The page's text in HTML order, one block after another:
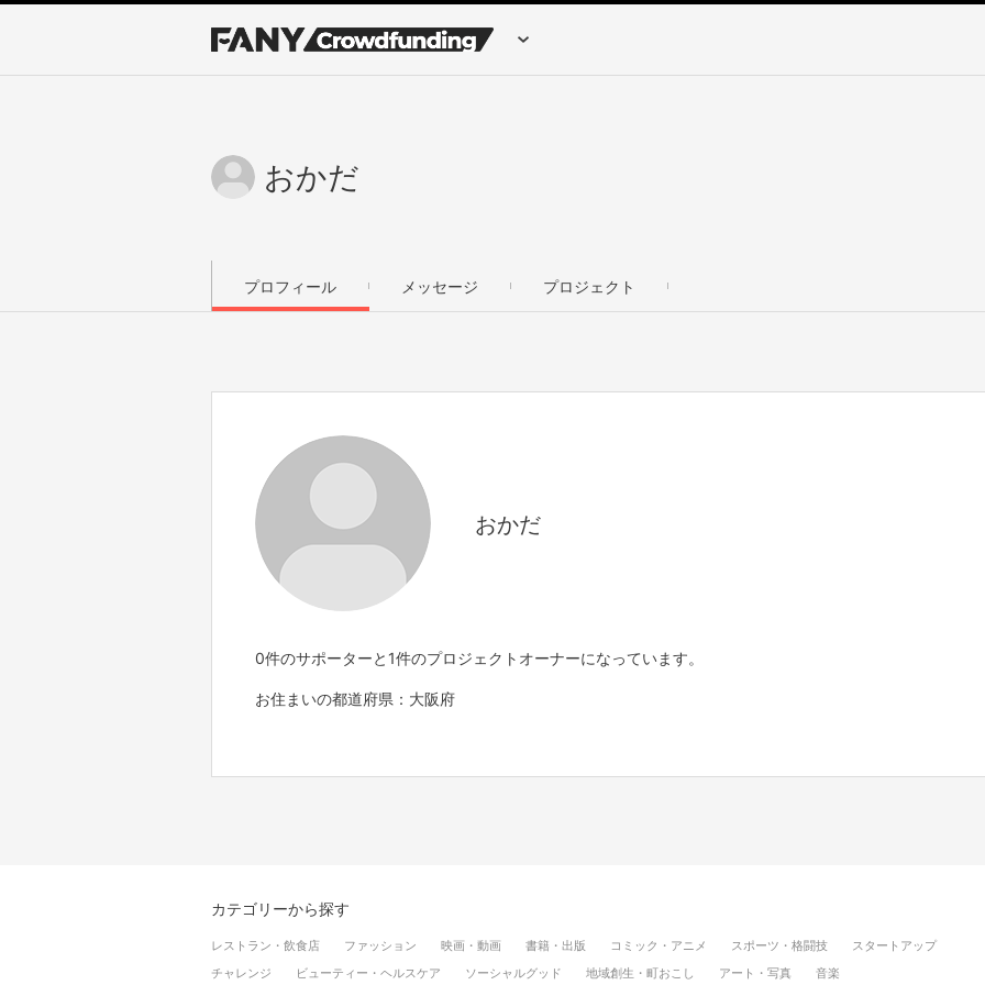
おかだ
プロフィール メッセージ プロジェクト
おかだ
0件のサポーターと1件のプロジェクトオーナーになっています。
お住まいの都道府県：大阪府
カテゴリーから探す
レストラン・飲食店 ファッション 映画・動画 書籍・出版 コミック・アニメ スポーツ・格闘技
スタートアップ
チャレンジ
ビューティー・ヘルスケア ソーシャルグッド 地域創生・町おこし アート・写真 音楽